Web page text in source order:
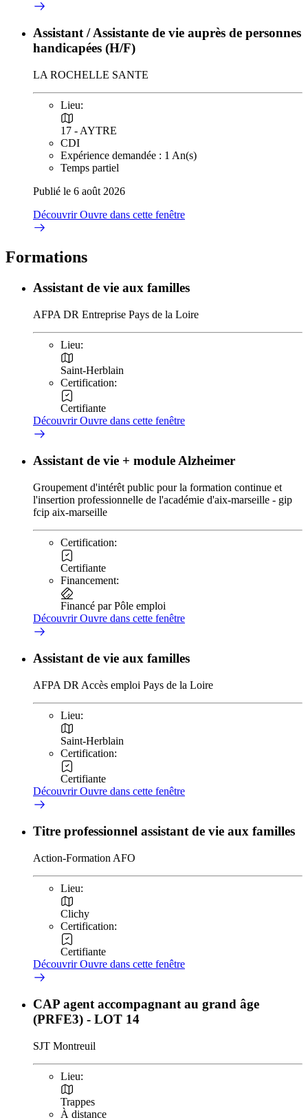
Assistant / Assistante de vie auprès de personnes
handicapées (H/F)
LA ROCHELLE SANTE
Lieu:
17 - AYTRE
CDI
Expérience demandée : 1 An(s)
Temps partiel
Publié le 6 août 2026
DécouvrirOuvre dans cette fenêtre
Formations
Assistant de vie aux familles
AFPA DR Entreprise Pays de la Loire
Lieu:
Saint-Herblain
Certification:
Certifiante
DécouvrirOuvre dans cette fenêtre
Assistant de vie + module Alzheimer
Groupement d'intérêt public pour la formation continue et
l'insertion professionnelle de l'académie d'aix-marseille - gip
fcip aix-marseille
Certification:
Certifiante
Financement:
Financé par Pôle emploi
DécouvrirOuvre dans cette fenêtre
Assistant de vie aux familles
AFPA DR Accès emploi Pays de la Loire
Lieu:
Saint-Herblain
Certification:
Certifiante
DécouvrirOuvre dans cette fenêtre
Titre professionnel assistant de vie aux familles
Action-Formation AFO
Lieu:
Clichy
Certification:
Certifiante
DécouvrirOuvre dans cette fenêtre
CAP agent accompagnant au grand âge
(PRFE3) - LOT 14
SJT Montreuil
Lieu:
Trappes
À distance